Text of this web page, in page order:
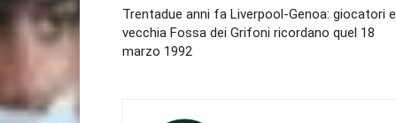
Trentadue anni fa Liverpool-Genoa: giocatori e
vecchia Fossa dei Grifoni ricordano quel 18
marzo 1992